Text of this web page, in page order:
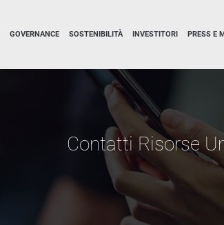
GOVERNANCE SOSTENIBILITÀ INVESTITORI PRESS E
Contatti Risorse